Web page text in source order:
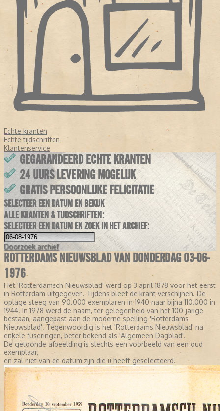
Echte kranten
Echte tijdschriften
Klantenservice
GEGARANDEERD ECHTE KRANTEN
24 UURS LEVERING MOGELIJK
GRATIS PERSOONLIJKE FELICITATIE
SELECTEER EEN DATUM EN BEKIJK
ALLE KRANTEN & TIJDSCHRIFTEN:
SELECTEER EEN DATUM EN ZOEK IN HET ARCHIEF:
Doorzoek archief
ROTTERDAMS NIEUWSBLAD VAN DONDERDAG 03-06-
1976
Het 'Rotterdamsch Nieuwsblad' werd op 3 april 1878 voor het eerst
in Rotterdam uitgegeven. Tijdens bleef de krant verschijnen. De
oplage steeg van 90.000 exemplaren in 1940 naar bijna 110.000 in
1944. In 1978 werd de naam, ter gelegenheid van het 100-jarige
bestaan, aangepast aan de moderne spelling 'Rotterdams
Nieuwsblad'. Tegenwoordig is het 'Rotterdams Nieuwsblad' na
enkele fuseringen, beter bekend als 'Algemeen Dagblad'.
De getoonde afbeelding is slechts een voorbeeld van een oud
exemplaar,
en zal niet van de datum zijn die u heeft geselecteerd.